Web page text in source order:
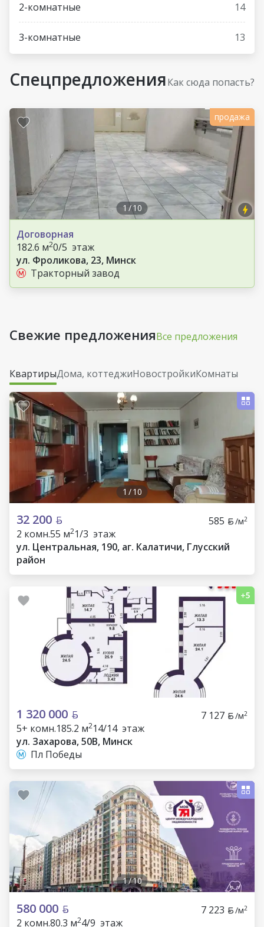
2-комнатные 14
3-комнатные 13
СпецпредложенияКак сюда попасть?
1 /10
продажа
Договорная
182.6 м20/5 этаж
ул. Фроликова, 23, Минск
Тракторный завод
Свежие предложенияВсе предложения
КвартирыДома, коттеджиНовостройкиКомнаты
1 /10
32 200 585 /м2
2 комн.55 м21/3 этаж
ул. Центральная, 190, аг. Калатичи, Глусский
район
1 320 000 7 127 /м2
5+ комн.185.2 м214/14 этаж
ул. Захарова, 50В, Минск
Пл Победы
1/10
580 000 7 223 /м2
2 комн.80.3 м24/9 этаж